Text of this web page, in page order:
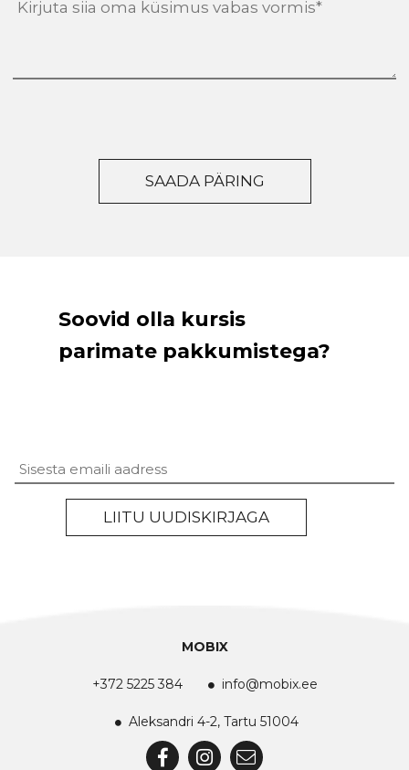
tekst
Soovid olla kursis
parimate pakkumistega?
Untitled
LIITU UUDISKIRJAGA
MOBIX
+372 5225 384 info@mobix.ee
Aleksandri 4-2, Tartu 51004